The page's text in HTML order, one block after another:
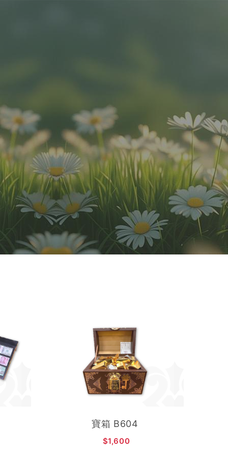
加入購物車
寶箱 B604
$1,600